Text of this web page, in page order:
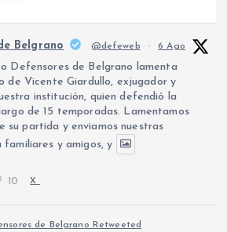
Belgrano @defeweb · 6 Ago
Defensores de Belgrano lamenta
de Vicente Giardullo, exjugador y
institución, quien defendió la
de 15 temporadas. Lamentamos
su partida y enviamos nuestras
familiares y amigos, y
10 X
de Belgrano Retweeted